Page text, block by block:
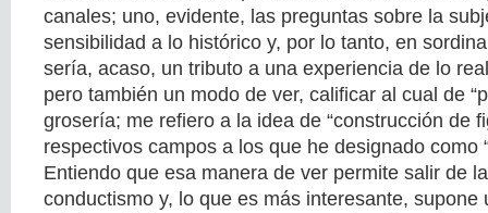
canales; uno, evidente, las preguntas sobre la
sensibilidad a lo histórico y, por lo tanto, en
sería, acaso, un tributo a una experiencia de lo
pero también un modo de ver, calificar al cual de
grosería; me refiero a la idea de “construcción de
respectivos campos a los que he designado como
Entiendo que esa manera de ver permite salir de
conductismo y, lo que es más interesante, supone